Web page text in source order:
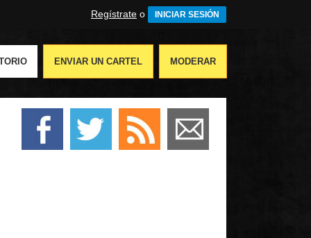
Regístrate o INICIAR SESIÓN
ENVIAR UN CARTEL MODERAR